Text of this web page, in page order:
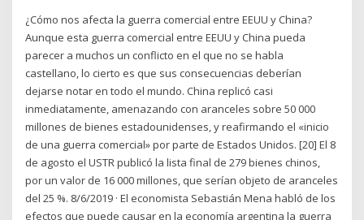
¿Cómo nos afecta la guerra comercial entre EEUU y China?
Aunque esta guerra comercial entre EEUU y China pueda
parecer a muchos un conflicto en el que no se habla
castellano, lo cierto es que sus consecuencias deberían
dejarse notar en todo el mundo. China replicó casi
inmediatamente, amenazando con aranceles sobre 50 000
millones de bienes estadounidenses, y reafirmando el «inicio
de una guerra comercial» por parte de Estados Unidos. [20] El 8
de agosto el USTR publicó la lista final de 279 bienes chinos,
por un valor de 16 000 millones, que serían objeto de aranceles
del 25 %. 8/6/2019 · El economista Sebastián Mena habló de los
efectos que puede causar en la economía argentina la guerra